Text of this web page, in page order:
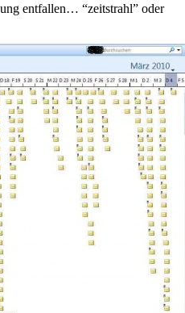
entfallen… “zeitstrahl” oder